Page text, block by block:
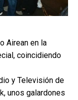
Airean en la
coincidiendo
y Televisión de
unos galardones